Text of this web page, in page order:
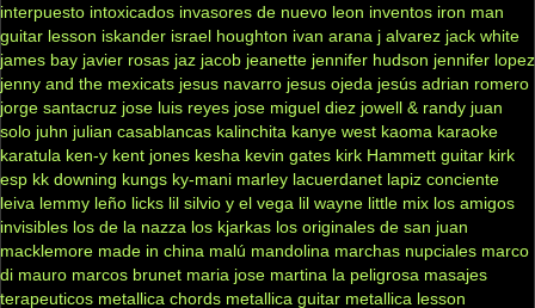
interpuesto intoxicados invasores de nuevo leon inventos iron man
guitar lesson iskander israel houghton ivan arana j alvarez jack white
james bay javier rosas jaz jacob jeanette jennifer hudson jennifer lopez
jenny and the mexicats jesus navarro jesus ojeda jesús adrian romero
jorge santacruz jose luis reyes jose miguel diez jowell & randy juan
solo juhn julian casablancas kalinchita kanye west kaoma karaoke
karatula ken-y kent jones kesha kevin gates kirk Hammett guitar kirk
esp kk downing kungs ky-mani marley lacuerdanet lapiz conciente
leiva lemmy leño licks lil silvio y el vega lil wayne little mix los amigos
invisibles los de la nazza los kjarkas los originales de san juan
macklemore made in china malú mandolina marchas nupciales marco
di mauro marcos brunet maria jose martina la peligrosa masajes
terapeuticos metallica chords metallica guitar metallica lesson